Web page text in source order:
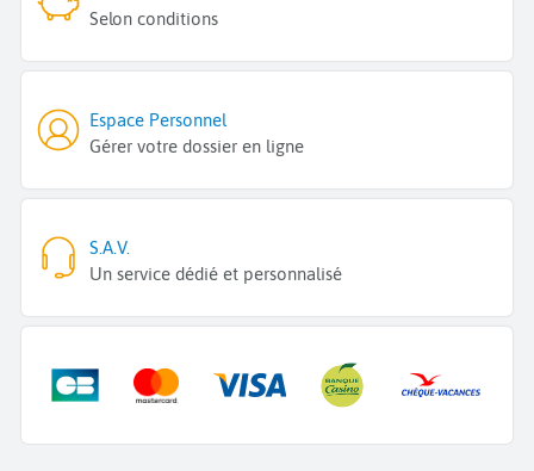
Selon conditions
Espace Personnel
Gérer votre dossier en ligne
S.A.V.
Un service dédié et personnalisé